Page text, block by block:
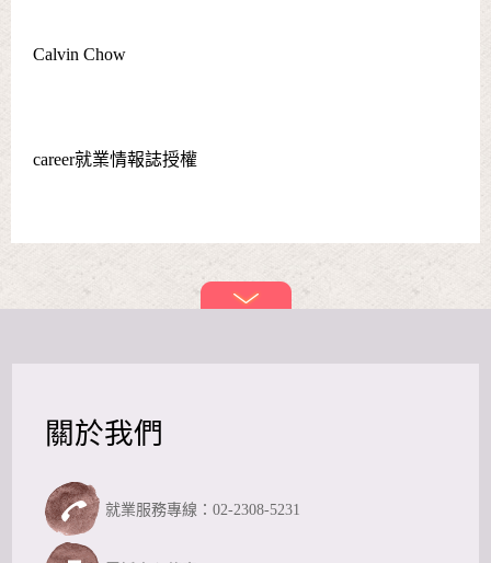
Calvin Chow
career就業情報誌授權
關於我們
就業服務專線：02-2308-5231